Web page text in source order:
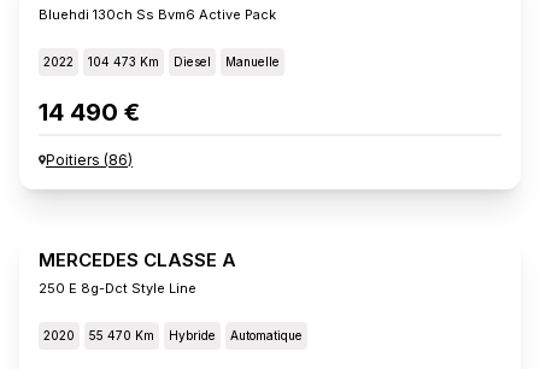
Bluehdi 130ch Ss Bvm6 Active Pack
2022 104 473 Km Diesel Manuelle
14 490 €
Poitiers (86)
MERCEDES CLASSE A
250 E 8g-Dct Style Line
2020 55 470 Km Hybride Automatique